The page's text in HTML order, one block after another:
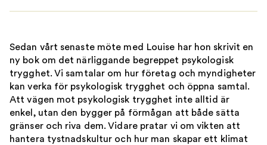
Sedan vårt senaste möte med Louise har hon skrivit en
ny bok om det närliggande begreppet psykologisk
trygghet. Vi samtalar om hur företag och myndigheter
kan verka för psykologisk trygghet och öppna samtal.
Att vägen mot psykologisk trygghet inte alltid är
enkel, utan den bygger på förmågan att både sätta
gränser och riva dem. Vidare pratar vi om vikten att
hantera tystnadskultur och hur man skapar ett klimat